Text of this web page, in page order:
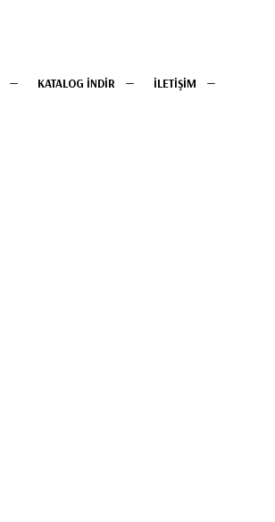
KATALOG İNDİR İLETİŞİM